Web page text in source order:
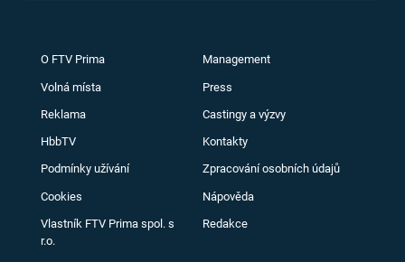
O FTV Prima Management
Volná místa Press
Reklama Castingy a výzvy
HbbTV Kontakty
Podmínky užívání Zpracování osobních údajů
Cookies Nápověda
Vlastník FTV Prima spol. s
r.o.
Redakce